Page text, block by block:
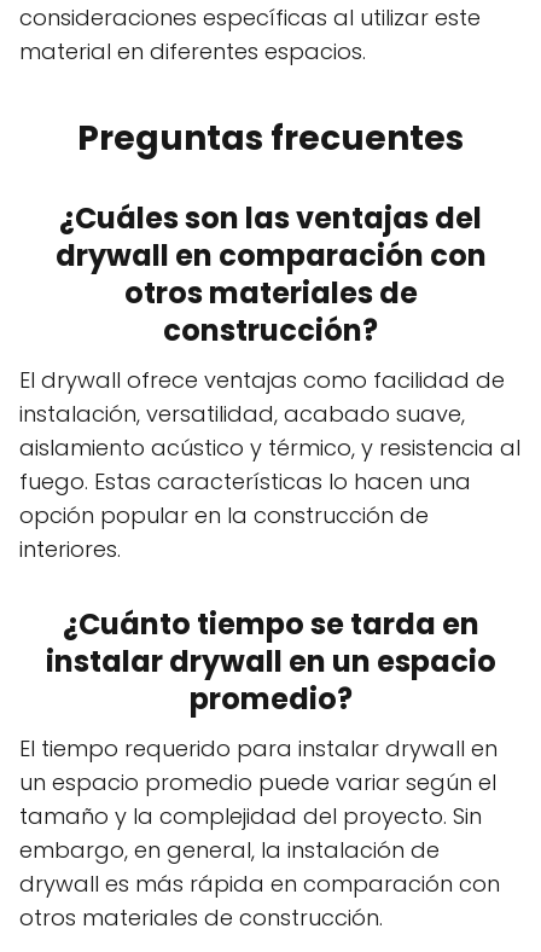
consideraciones específicas al utilizar este
material en diferentes espacios.
Preguntas frecuentes
¿Cuáles son las ventajas del
drywall en comparación con
otros materiales de
construcción?
El drywall ofrece ventajas como facilidad de
instalación, versatilidad, acabado suave,
aislamiento acústico y térmico, y resistencia al
fuego. Estas características lo hacen una
opción popular en la construcción de
interiores.
¿Cuánto tiempo se tarda en
instalar drywall en un espacio
promedio?
El tiempo requerido para instalar drywall en
un espacio promedio puede variar según el
tamaño y la complejidad del proyecto. Sin
embargo, en general, la instalación de
drywall es más rápida en comparación con
otros materiales de construcción.